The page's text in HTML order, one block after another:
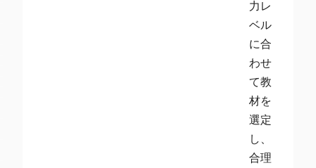
力レ
ベル
に合
わせ
て教
材を
選定
し、
合理